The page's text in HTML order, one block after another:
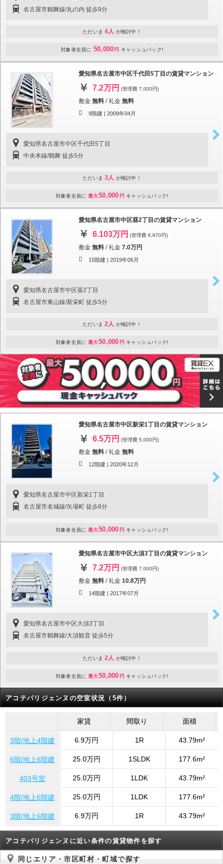
名古屋市鶴舞線/丸の内 徒歩9分
ただいま 4人 が検討中！
対象者全員に 50,000 円 キャッシュバック!
愛知県名古屋市中区千代田5丁目の賃貸マンション
7.2万円 (管理費 7,000円)
敷金 無料 /礼金 無料
9階建 | 2009年04月
愛知県名古屋市中区千代田5丁目
中央本線/鶴舞 徒歩5分
ただいま 3人 が検討中！
対象者全員に 最大50,000 円 キャッシュバック!
愛知県名古屋市中区葵2丁目の賃貸マンション
6.103万円 (管理費 8,970円)
敷金 無料 /礼金 7.0万円
15階建 | 2019年06月
愛知県名古屋市中区葵2丁目
名古屋市東山線/新栄町 徒歩5分
ただいま 2人 が検討中！
対象者全員に 最大50,000 円 キャッシュバック!
愛知県名古屋市中区新栄1丁目の賃貸マンション
6.5万円 (管理費 5,000円)
敷金 無料 /礼金 無料
12階建 | 2020年12月
愛知県名古屋市中区新栄1丁目
名古屋市名城線/矢場町 徒歩8分
対象者全員に 最大50,000 円 キャッシュバック!
愛知県名古屋市中区大須3丁目の賃貸マンション
7.2万円 (管理費 7,000円)
敷金 無料 /礼金 10.8万円
14階建 | 2017年07月
愛知県名古屋市中区大須3丁目
名古屋市鶴舞線/大須観音 徒歩5分
ただいま 2人 が検討中！
対象者全員に 最大50,000 円 キャッシュバック!
アコテパリジェンヌの空室状況（5件）
家賃 間取り 面積
3階/地上4階建 6.9万円 1R 43.79m²
6階/地上6階建 25.0万円 1SLDK 177.6m²
403号室 25.0万円 1LDK 43.79m²
4階/地上6階建 25.0万円 1LDK 177.6m²
3階/地上6階建 6.9万円 1R 43.79m²
アコテパリジェンヌに近い条件の賃貸物件を探す
同じエリア・市区町村・町域で探す